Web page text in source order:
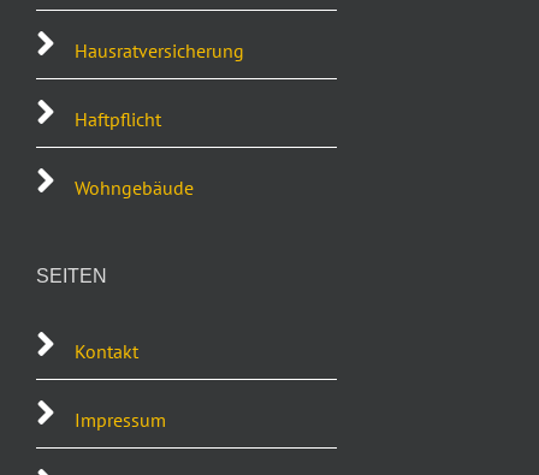
Hausratversicherung
Haftpflicht
Wohngebäude
SEITEN
Kontakt
Impressum